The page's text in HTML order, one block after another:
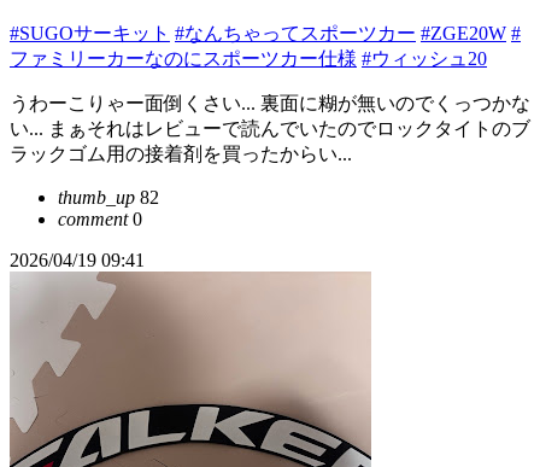
#SUGOサーキット #なんちゃってスポーツカー #ZGE20W #
ファミリーカーなのにスポーツカー仕様 #ウィッシュ20
うわーこりゃー面倒くさい... 裏面に糊が無いのでくっつかな
い... まぁそれはレビューで読んでいたのでロックタイトのブ
ラックゴム用の接着剤を買ったからい...
thumb_up 82
comment0
2026/04/19 09:41